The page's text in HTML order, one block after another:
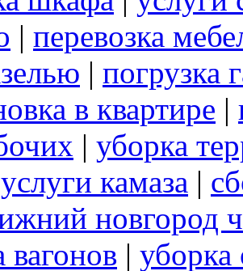
| перевозка
| погрузка
в квартире |
| уборка
услуги камаза |
новгород
вагонов | уборка